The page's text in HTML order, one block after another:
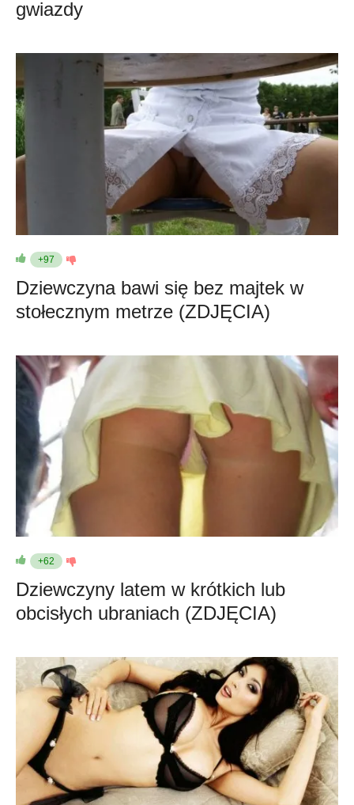
gwiazdy
+97
Dziewczyna bawi się bez majtek w
stołecznym metrze (ZDJĘCIA)
+62
Dziewczyny latem w krótkich lub
obcisłych ubraniach (ZDJĘCIA)